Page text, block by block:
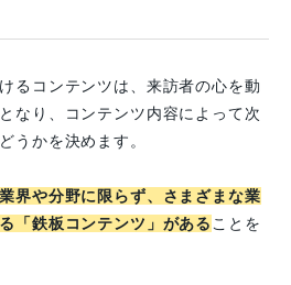
るコンテンツは、来訪者の心を動
なり、コンテンツ内容によって次
うかを決めます。
界や分野に限らず、さまざまな業
「鉄板コンテンツ」がある ことを